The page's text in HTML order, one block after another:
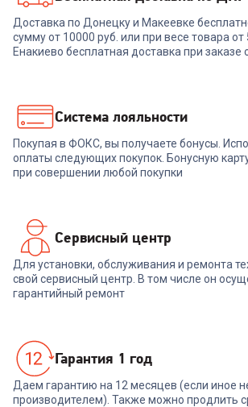
Морозильная камера
INDESIT SFR 100
22 999₽
В корзину
Доставка по Донецку и Макеевке
сумму от 10000 руб. или при весе товара от
Енакиево бесплатная доставка при заказе
Система лояльности
Покупая в ФОКС, вы получаете бонусы.
оплаты следующих покупок. Бонусную
при совершении любой покупки
Сервисный центр
Для установки, обслуживания и ремонта
свой сервисный центр. В том числе он
гарантийный ремонт
Гарантия 1 год
Даем гарантию на 12 месяцев (если иное
производителем). Также можно продлить